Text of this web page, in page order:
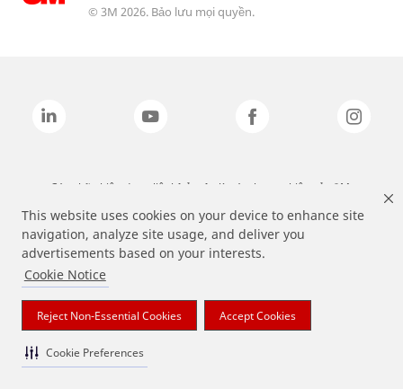
This website uses cookies on your device to enhance site
navigation, analyze site usage, and deliver you
advertisements based on your interests.
Cookie Notice
Reject Non-Essential Cookies Accept Cookies
Cookie Preferences
© 3M 2026. Bảo lưu mọi quyền.
Các nhãn hiệu được liệt kê ở trên là các thương hiệu của 3M.